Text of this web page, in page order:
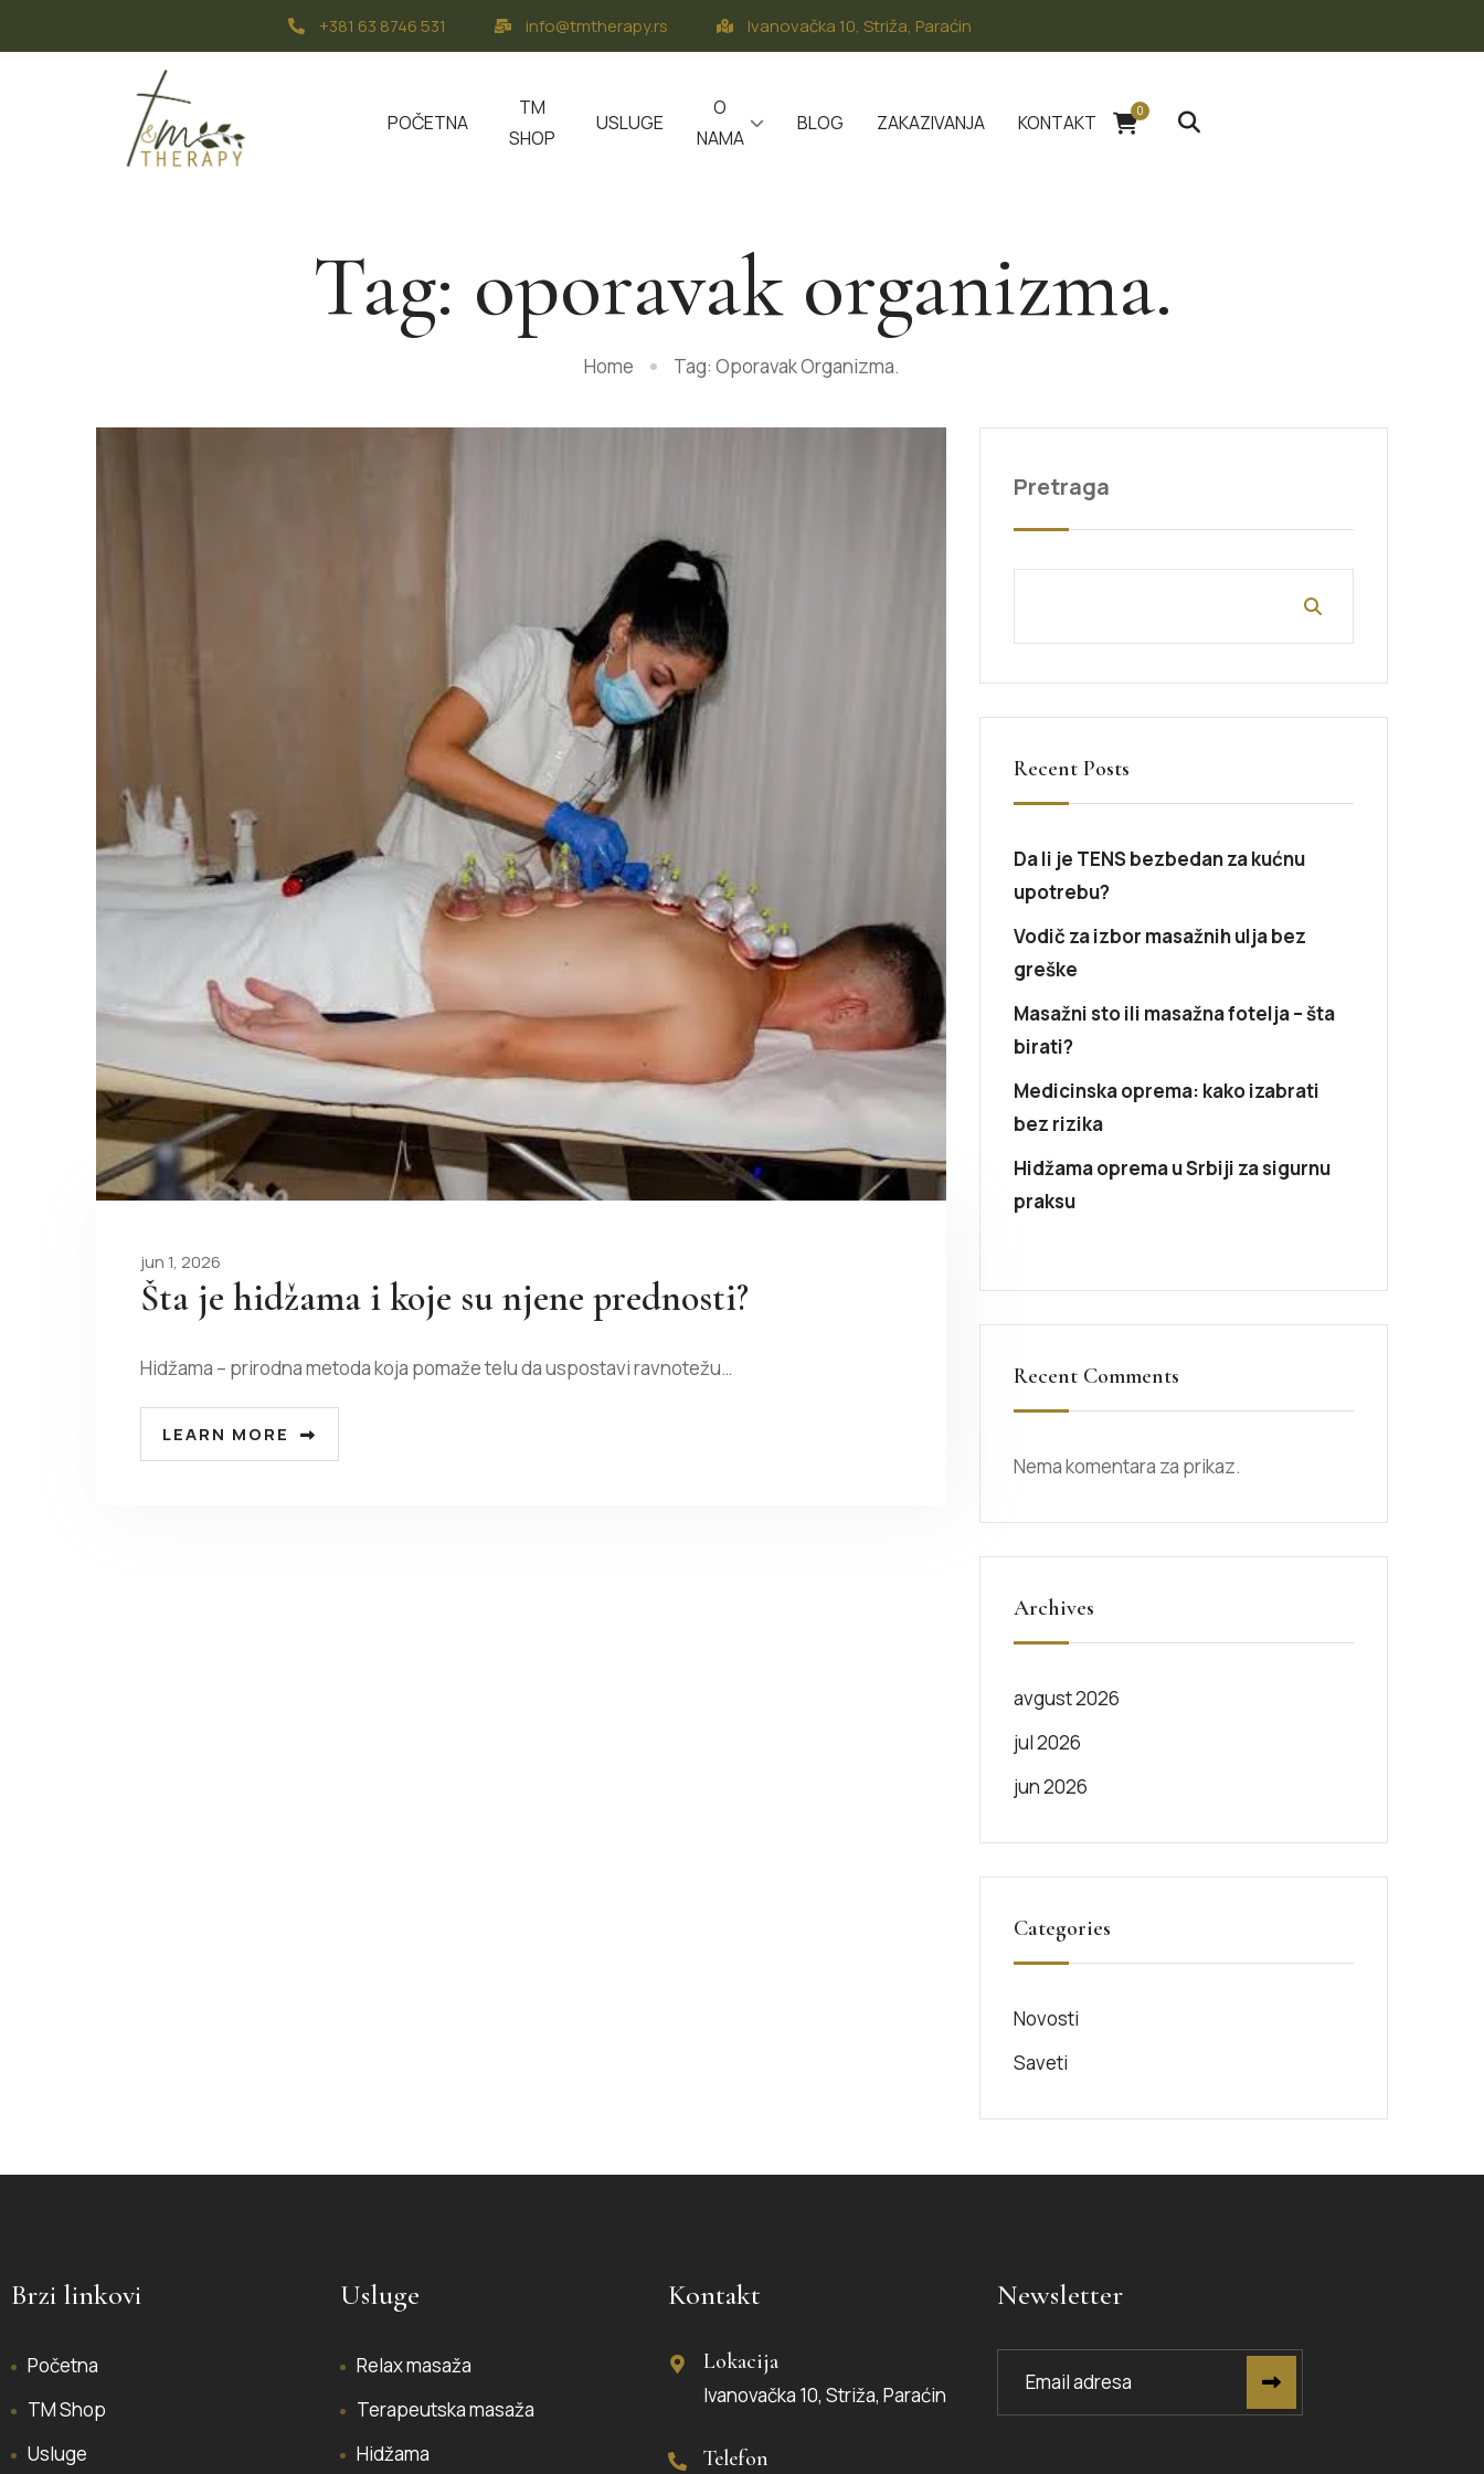
+381 63 8746 531 info@tmtherapy.rs Ivanovačka 10, Striža, Paraćin
POČETNA
TM
SHOP
USLUGE
O
NAMA
BLOG ZAKAZIVANJA KONTAKT
0
Tag: oporavak organizma.
Home Tag: Oporavak Organizma.
jun 1, 2026
Šta je hidžama i koje su njene prednosti?
Hidžama – prirodna metoda koja pomaže telu da uspostavi ravnotežu…
LEARN MORE
Pretraga
Recent Posts
Da li je TENS bezbedan za kućnu
upotrebu?
Vodič za izbor masažnih ulja bez
greške
Masažni sto ili masažna fotelja – šta
birati?
Medicinska oprema: kako izabrati
bez rizika
Hidžama oprema u Srbiji za sigurnu
praksu
Recent Comments
Nema komentara za prikaz.
Archives
avgust 2026
jul 2026
jun 2026
Categories
Novosti
Saveti
Brzi linkovi
Početna
TM Shop
Usluge
Usluge
Relax masaža
Terapeutska masaža
Hidžama
Kontakt
Lokacija
Ivanovačka 10, Striža, Paraćin
Telefon
Newsletter